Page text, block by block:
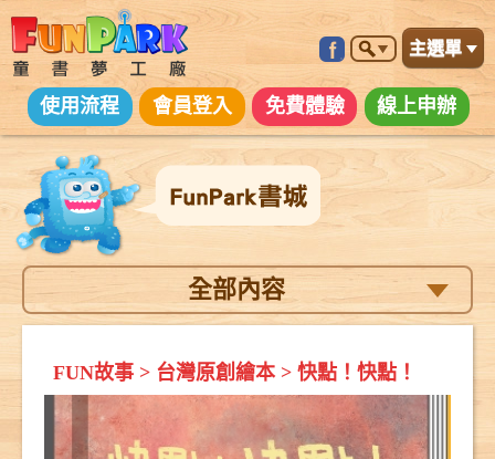
主選單
線上申辦
免費體驗
會員登入
使用流程
全部內容
FUN故事> 台灣原創繪本> 快點！快點！